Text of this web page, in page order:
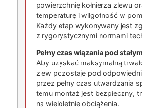
powierzchnię kołnierza zlewu
temperaturę i wilgotność w
Każdy etap wykonywany jest
z rygorystycznymi normami
Pełny czas wiązania pod
Aby uzyskać maksymalną
zlew pozostaje pod
przez pełny czas utwardzania
temu montaż jest bezpieczny,
na wieloletnie obciążenia.